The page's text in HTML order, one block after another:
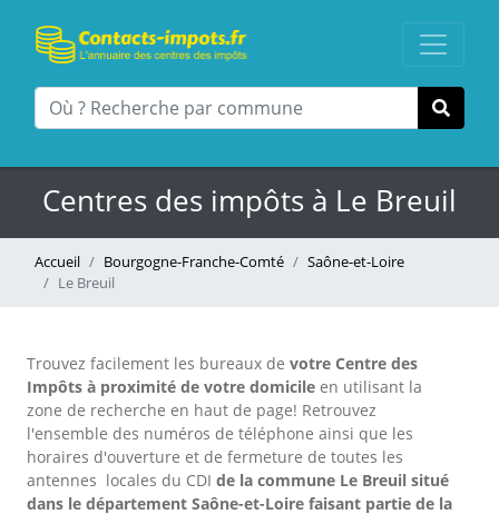
Centres des impôts à Le Breuil
Accueil Bourgogne-Franche-Comté
Saône-et-Loire
Le Breuil
Trouvez facilement les bureaux de votre Centre des
Impôts à proximité de votre domicile en utilisant la
zone de recherche en haut de page! Retrouvez
l'ensemble des numéros de téléphone ainsi que les
horaires d'ouverture et de fermeture de toutes les
antennes locales du CDI de la commune Le Breuil situé
dans le département Saône-et-Loire faisant partie de la